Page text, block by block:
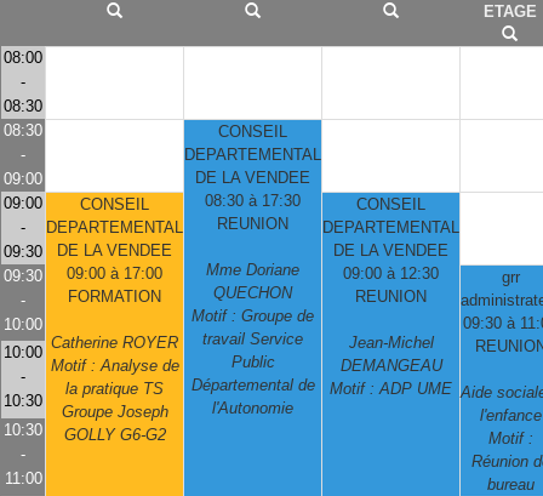
ETAGE
08:00
-
08:30
08:30
-
09:00
CONSEIL
DEPARTEMENTAL
DE LA VENDEE
08:30 à 17:30
REUNION
Mme Doriane
QUECHON
Motif : Groupe de
travail Service
Public
Départemental de
l'Autonomie
09:00
-
09:30
CONSEIL
DEPARTEMENTAL
DE LA VENDEE
09:00 à 17:00
FORMATION
Catherine ROYER
Motif : Analyse de
la pratique TS
Groupe Joseph
GOLLY G6-G2
CONSEIL
DEPARTEMENTAL
DE LA VENDEE
09:00 à 12:30
REUNION
Jean-Michel
DEMANGEAU
Motif : ADP UME
09:30
-
10:00
grr
09:30 à
Aide
l'enfance
Motif :
Réunion
bureau
10:00
-
10:30
10:30
-
11:00